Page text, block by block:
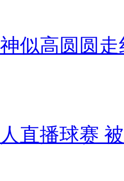
似高圆圆走
直播球赛